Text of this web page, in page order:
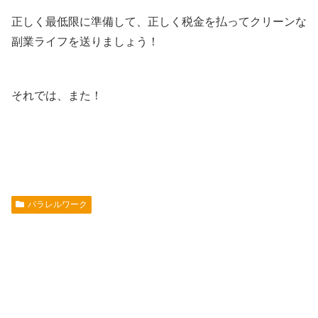
正しく最低限に準備して、正しく税金を払ってクリーンな
副業ライフを送りましょう！
それでは、また！
パラレルワーク